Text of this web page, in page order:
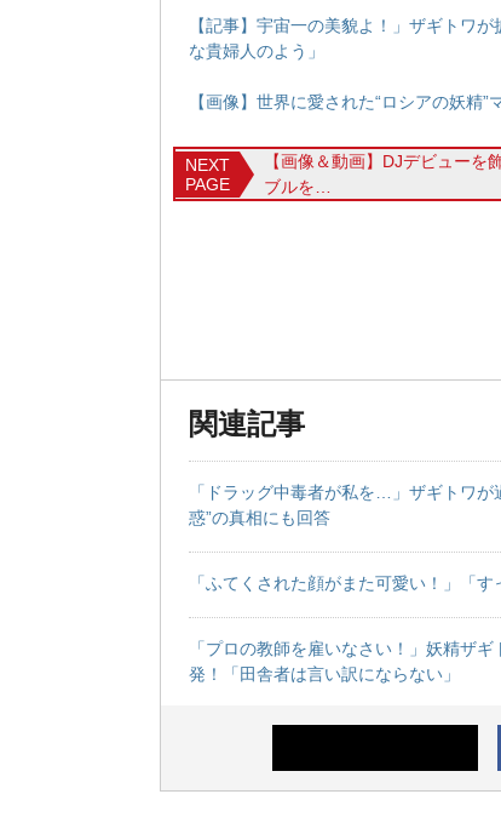
【記事】宇宙一の美貌よ！」ザギトワ
な貴婦人のよう」
【画像】世界に愛された“ロシアの妖精
NEXT
PAGE
【画像＆動画】DJデビュー
ブルを…
関連記事
「ドラッグ中毒者が私を…」ザギトワ
惑”の真相にも回答
「ふてくされた顔がまた可愛い！」「
「プロの教師を雇いなさい！」妖精ザ
発！「田舎者は言い訳にならない」